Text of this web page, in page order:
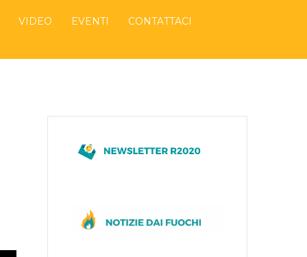
VIDEO EVENTI CONTATTACI